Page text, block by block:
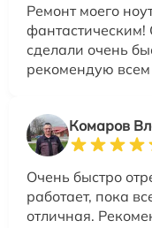
Ремонт моего
фантастическим!
сделали очень
рекомендую
Комаров
Очень быстро
работает, пока
отличная.